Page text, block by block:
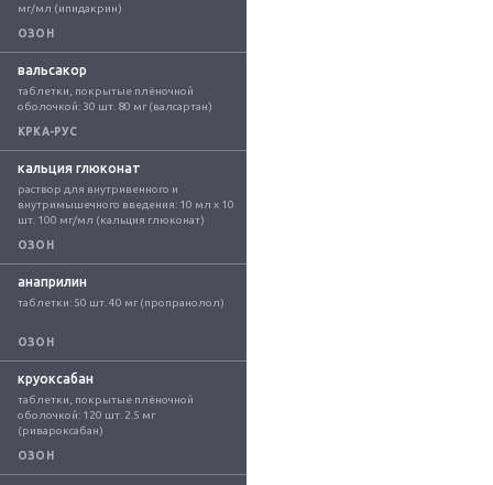
мг/мл (ипидакрин)
ОЗОН
вальсакор
таблетки, покрытые плёночной
оболочкой: 30 шт. 80 мг (валсартан)
КРКА-РУС
кальция глюконат
раствор для внутривенного и
внутримышечного введения: 10 мл x 10
шт. 100 мг/мл (кальция глюконат)
ОЗОН
анаприлин
таблетки: 50 шт. 40 мг (пропранолол)
ОЗОН
круоксабан
таблетки, покрытые плёночной
оболочкой: 120 шт. 2.5 мг
(ривароксабан)
ОЗОН